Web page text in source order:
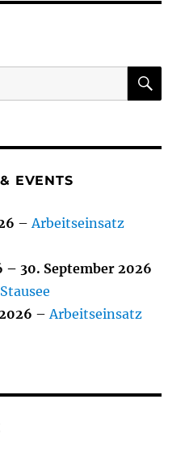
EVENTS
–Arbeitseinsatz
– 30. September 2026
–Arbeitseinsatz